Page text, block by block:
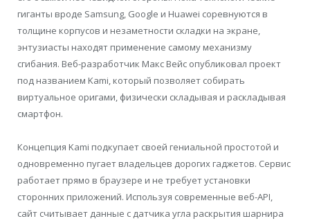
гиганты вроде Samsung, Google и Huawei соревнуются в
толщине корпусов и незаметности складки на экране,
энтузиасты находят применение самому механизму
сгибания. Веб-разработчик Макс Вейс опубликовал проект
под названием Kami, который позволяет собирать
виртуальное оригами, физически складывая и раскладывая
смартфон.
Концепция Kami подкупает своей гениальной простотой и
одновременно пугает владельцев дорогих гаджетов. Сервис
работает прямо в браузере и не требует установки
сторонних приложений. Используя современные веб-API,
сайт считывает данные с датчика угла раскрытия шарнира